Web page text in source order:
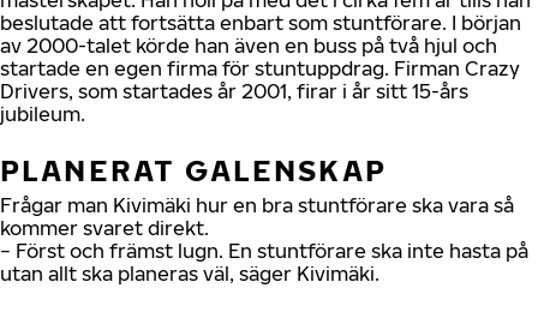
beslutade att fortsätta enbart som stuntförare. I början
av 2000-talet körde han även en buss på två hjul och
startade en egen firma för stuntuppdrag. Firman Crazy
Drivers, som startades år 2001, firar i år sitt 15-års
jubileum.
PLANERAT GALENSKAP
Frågar man Kivimäki hur en bra stuntförare ska vara så
kommer svaret direkt.
− Först och främst lugn. En stuntförare ska inte hasta på
utan allt ska planeras väl, säger Kivimäki.